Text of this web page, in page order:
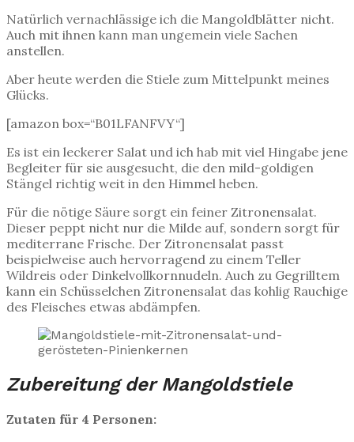
Natürlich vernachlässige ich die Mangoldblätter nicht.
Auch mit ihnen kann man ungemein viele Sachen
anstellen.
Aber heute werden die Stiele zum Mittelpunkt meines
Glücks.
[amazon box=“B01LFANFVY“]
Es ist ein leckerer Salat und ich hab mit viel Hingabe jene
Begleiter für sie ausgesucht, die den mild-goldigen
Stängel richtig weit in den Himmel heben.
Für die nötige Säure sorgt ein feiner Zitronensalat.
Dieser peppt nicht nur die Milde auf, sondern sorgt für
mediterrane Frische. Der Zitronensalat passt
beispielweise auch hervorragend zu einem Teller
Wildreis oder Dinkelvollkornnudeln. Auch zu Gegrilltem
kann ein Schüsselchen Zitronensalat das kohlig Rauchige
des Fleisches etwas abdämpfen.
Zubereitung der Mangoldstiele
Zutaten für 4 Personen: